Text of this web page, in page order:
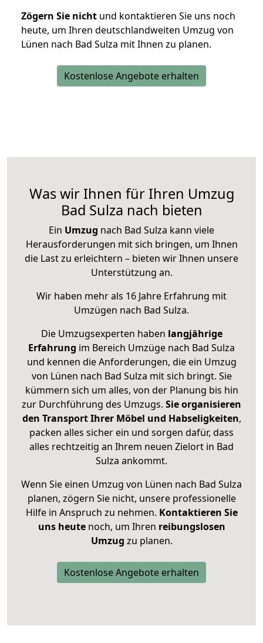
Zögern Sie nicht und kontaktieren Sie uns noch
heute, um Ihren deutschlandweiten Umzug von
Lünen nach Bad Sulza mit Ihnen zu planen.
Kostenlose Angebote erhalten
Was wir Ihnen für Ihren Umzug
Bad Sulza nach bieten
Ein Umzug nach Bad Sulza kann viele
Herausforderungen mit sich bringen, um Ihnen
die Last zu erleichtern – bieten wir Ihnen unsere
Unterstützung an.
Wir haben mehr als 16 Jahre Erfahrung mit
Umzügen nach Bad Sulza.
Die Umzugsexperten haben langjährige
Erfahrung im Bereich Umzüge nach Bad Sulza
und kennen die Anforderungen, die ein Umzug
von Lünen nach Bad Sulza mit sich bringt. Sie
kümmern sich um alles, von der Planung bis hin
zur Durchführung des Umzugs. Sie organisieren
den Transport Ihrer Möbel und Habseligkeiten,
packen alles sicher ein und sorgen dafür, dass
alles rechtzeitig an Ihrem neuen Zielort in Bad
Sulza ankommt.
Wenn Sie einen Umzug von Lünen nach Bad Sulza
planen, zögern Sie nicht, unsere professionelle
Hilfe in Anspruch zu nehmen. Kontaktieren Sie
uns heutenoch, um Ihren reibungslosen
Umzug zu planen.
Kostenlose Angebote erhalten